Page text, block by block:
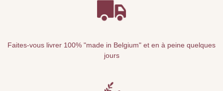
Faites-vous livrer 100% "made in Belgium" et en à peine quelques
jours